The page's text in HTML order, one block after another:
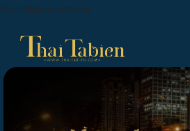
thaitabien.com.har